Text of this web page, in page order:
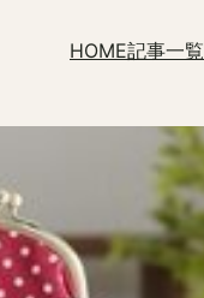
HOME記事一覧